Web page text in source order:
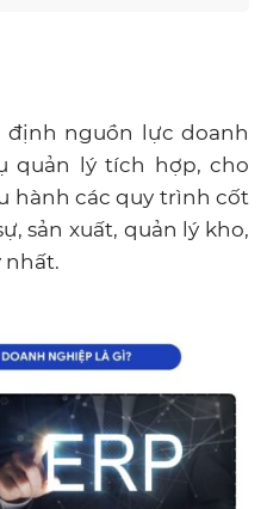
định nguồn lực doanh
quản lý tích hợp, cho
hành các quy trình cốt
sản xuất, quản lý kho,
nhất.